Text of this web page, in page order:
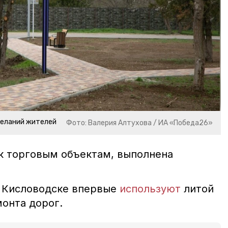
жителей Фото: Валерия Алтухова / ИА «Победа26»
торговым объектам, выполнена
впервые используют литой
дорог.